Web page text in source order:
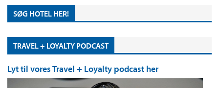
SØG HOTEL HER!
TRAVEL + LOYALTY PODCAST
Lyt til vores Travel + Loyalty podcast her